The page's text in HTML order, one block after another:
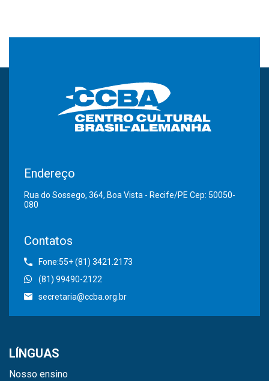
Endereço
Rua do Sossego, 364, Boa Vista - Recife/PE Cep: 50050-
080
Contatos
Fone:55+ (81) 3421.2173
(81) 99490-2122
secretaria@ccba.org.br
LÍNGUAS
Nosso ensino